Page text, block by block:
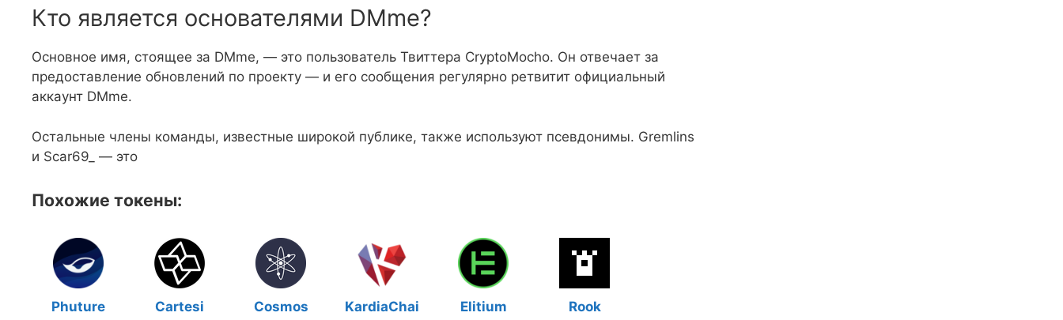
Кто является основателями DMme?
Основное имя, стоящее за DMme, — это пользователь Твиттера CryptoMocho. Он отвечает за
предоставление обновлений по проекту — и его сообщения регулярно ретвитит официальный
аккаунт DMme.
Остальные члены команды, известные широкой публике, также используют псевдонимы. Gremlins
и Scar69_ — это
Похожие токены:
Phuture Cartesi Cosmos
KardiaChai
Elitium Rook